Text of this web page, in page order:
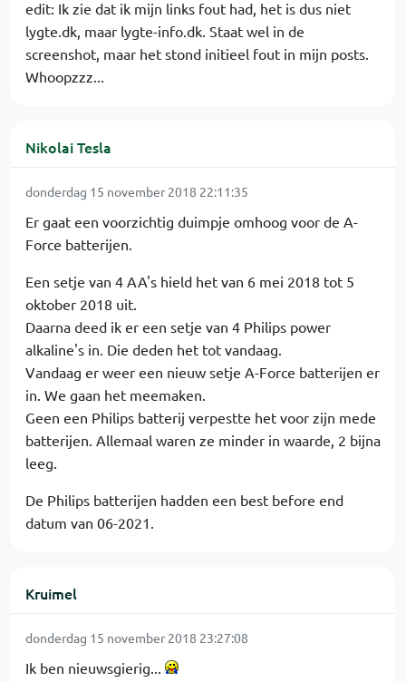
edit: Ik zie dat ik mijn links fout had, het is dus niet
lygte.dk, maar lygte-info.dk. Staat wel in de
screenshot, maar het stond initieel fout in mijn posts.
Whoopzzz...
Nikolai Tesla
donderdag 15 november 2018 22:11:35
Er gaat een voorzichtig duimpje omhoog voor de A-
Force batterijen.
Een setje van 4 AA's hield het van 6 mei 2018 tot 5
oktober 2018 uit.
Daarna deed ik er een setje van 4 Philips power
alkaline's in. Die deden het tot vandaag.
Vandaag er weer een nieuw setje A-Force batterijen er
in. We gaan het meemaken.
Geen een Philips batterij verpestte het voor zijn mede
batterijen. Allemaal waren ze minder in waarde, 2 bijna
leeg.
De Philips batterijen hadden een best before end
datum van 06-2021.
Kruimel
donderdag 15 november 2018 23:27:08
Ik ben nieuwsgierig...